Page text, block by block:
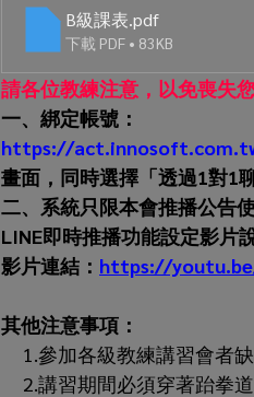
B級課表.pdf
下載 PDF • 83KB
請各位教練注意，以免喪失
一、綁定帳號：
https://
畫面，同時選擇「透過1對1
二、系統只限本會推播公告
LINE即時推播功能設定影片
影片連結： https://youtu.be/
其他注意事項：
1.參加各級教練講習會者
2.講習期間必須穿著跆拳道